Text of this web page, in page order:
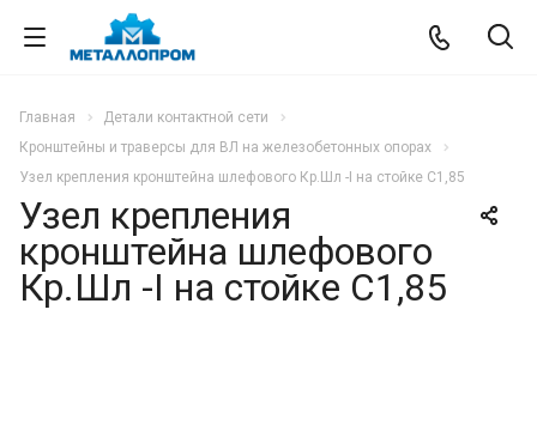
Главная
Детали контактной сети
Кронштейны и траверсы для ВЛ на железобетонных опорах
Узел крепления кронштейна шлефового Кр.Шл -I на стойке C1,85
Узел крепления
кронштейна шлефового
Кр.Шл -I на стойке C1,85